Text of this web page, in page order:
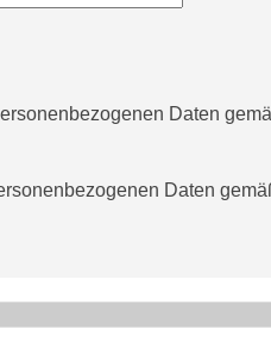
Daten
Daten